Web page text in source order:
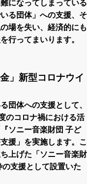
になってしまっている
る団体」への支援、そ
場を失い、経済的にも
行ってまいります。
」新型コロナウイ
団体への支援として、
のコロナ禍における活
ソニー音楽財団 子ど
援」を実施します。こ
上げた「ソニー音楽財
支援として設置いた